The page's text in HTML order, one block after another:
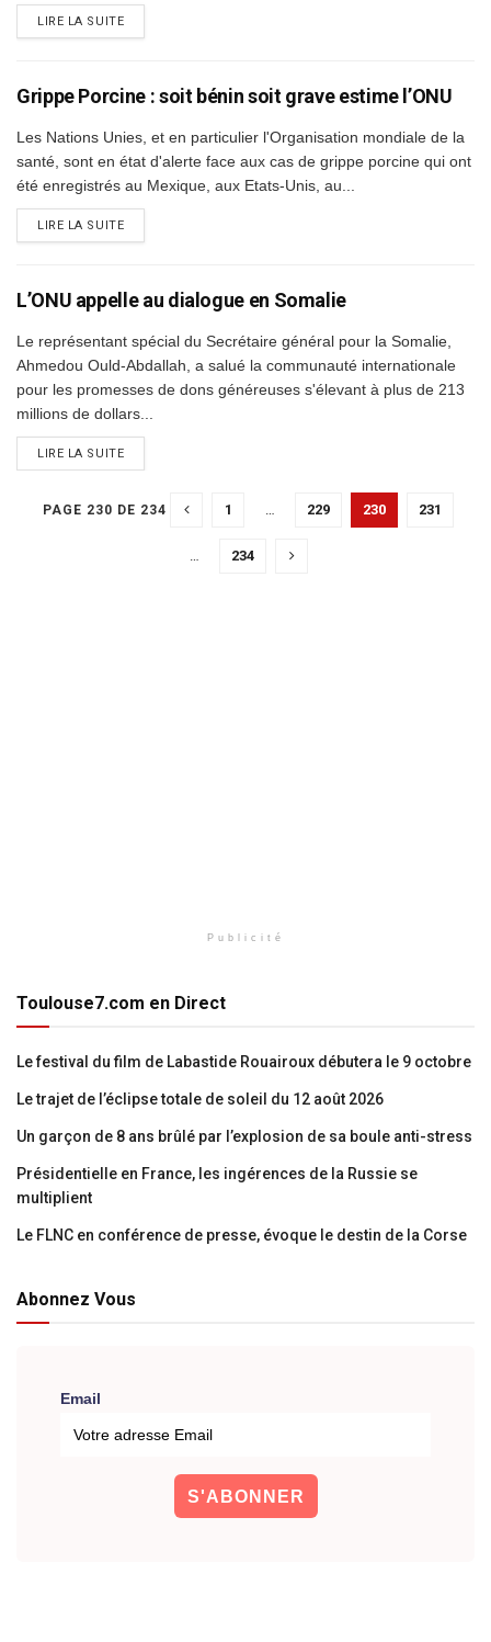
LIRE LA SUITEDETAILS
Grippe Porcine : soit bénin soit grave estime l’ONU
Les Nations Unies, et en particulier l'Organisation mondiale de la
santé, sont en état d'alerte face aux cas de grippe porcine qui ont
été enregistrés au Mexique, aux Etats-Unis, au...
LIRE LA SUITEDETAILS
L’ONU appelle au dialogue en Somalie
Le représentant spécial du Secrétaire général pour la Somalie,
Ahmedou Ould-Abdallah, a salué la communauté internationale
pour les promesses de dons généreuses s'élevant à plus de 213
millions de dollars...
LIRE LA SUITEDETAILS
PAGE 230 DE 234 1 … 229 230 231
… 234
Publicité
Toulouse7.com en Direct
Le festival du film de Labastide Rouairoux débutera le 9 octobre
Le trajet de l’éclipse totale de soleil du 12 août 2026
Un garçon de 8 ans brûlé par l’explosion de sa boule anti-stress
Présidentielle en France, les ingérences de la Russie se
multiplient
Le FLNC en conférence de presse, évoque le destin de la Corse
Abonnez Vous
Email